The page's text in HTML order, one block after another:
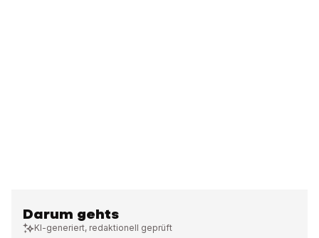
Darum gehts
KI-generiert, redaktionell geprüft